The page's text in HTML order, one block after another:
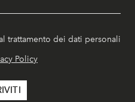
trattamento dei dati personali
Policy